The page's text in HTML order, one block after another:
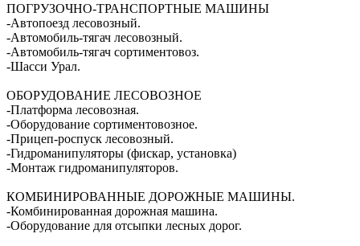
ПОГРУЗОЧНО-ТРАНСПОРТНЫЕ МАШИНЫ
-Автопоезд лесовозный.
-Автомобиль-тягач лесовозный.
-Автомобиль-тягач сортиментовоз.
-Шасси Урал.
ОБОРУДОВАНИЕ ЛЕСОВОЗНОЕ
-Платформа лесовозная.
-Оборудование сортиментовозное.
-Прицеп-роспуск лесовозный.
-Гидроманипуляторы (фискар, установка)
-Монтаж гидроманипуляторов.
КОМБИНИРОВАННЫЕ ДОРОЖНЫЕ МАШИНЫ.
-Комбинированная дорожная машина.
-Оборудование для отсыпки лесных дорог.